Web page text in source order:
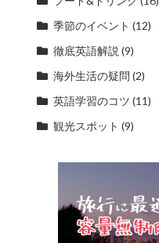
季節のイベント (12)
徹底英語解説 (9)
海外生活の疑問 (2)
英語学習のコツ (11)
観光スポット (9)